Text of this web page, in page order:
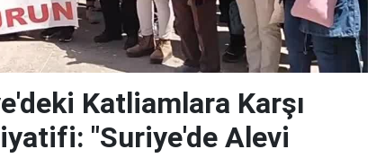
Katliamlara Karşı
"Suriye'de Alevi